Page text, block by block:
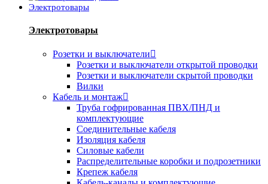
Электротовары
Электротовары
Розетки и выключатели
Розетки и выключатели открытой проводки
Розетки и выключатели скрытой проводки
Вилки
Кабель и монтаж
Труба гофрированная ПВХ/ПНД и
комплектующие
Соединительные кабеля
Изоляция кабеля
Силовые кабели
Распределительные коробки и подрозетники
Крепеж кабеля